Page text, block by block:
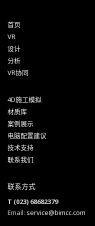
首页
VR
设计
分析
VR协同
4D施工模拟
材质库
案例展示
电脑配置建议
技术支持
联系我们
联系方式
T (023) 68682379
Email: service@bimcc.com